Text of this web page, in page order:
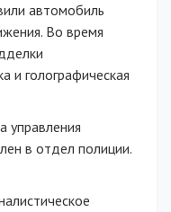
автомобиль
Во время
и голографическая
управления
в отдел полиции.